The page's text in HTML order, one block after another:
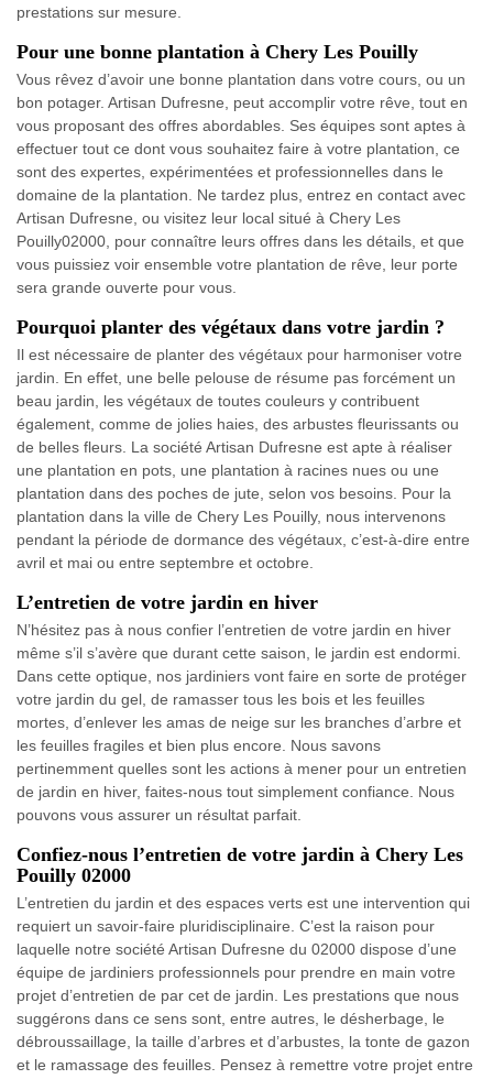
prestations sur mesure.
Pour une bonne plantation à Chery Les Pouilly
Vous rêvez d’avoir une bonne plantation dans votre cours, ou un
bon potager. Artisan Dufresne, peut accomplir votre rêve, tout en
vous proposant des offres abordables. Ses équipes sont aptes à
effectuer tout ce dont vous souhaitez faire à votre plantation, ce
sont des expertes, expérimentées et professionnelles dans le
domaine de la plantation. Ne tardez plus, entrez en contact avec
Artisan Dufresne, ou visitez leur local situé à Chery Les
Pouilly02000, pour connaître leurs offres dans les détails, et que
vous puissiez voir ensemble votre plantation de rêve, leur porte
sera grande ouverte pour vous.
Pourquoi planter des végétaux dans votre jardin ?
Il est nécessaire de planter des végétaux pour harmoniser votre
jardin. En effet, une belle pelouse de résume pas forcément un
beau jardin, les végétaux de toutes couleurs y contribuent
également, comme de jolies haies, des arbustes fleurissants ou
de belles fleurs. La société Artisan Dufresne est apte à réaliser
une plantation en pots, une plantation à racines nues ou une
plantation dans des poches de jute, selon vos besoins. Pour la
plantation dans la ville de Chery Les Pouilly, nous intervenons
pendant la période de dormance des végétaux, c’est-à-dire entre
avril et mai ou entre septembre et octobre.
L’entretien de votre jardin en hiver
N’hésitez pas à nous confier l’entretien de votre jardin en hiver
même s’il s’avère que durant cette saison, le jardin est endormi.
Dans cette optique, nos jardiniers vont faire en sorte de protéger
votre jardin du gel, de ramasser tous les bois et les feuilles
mortes, d’enlever les amas de neige sur les branches d’arbre et
les feuilles fragiles et bien plus encore. Nous savons
pertinemment quelles sont les actions à mener pour un entretien
de jardin en hiver, faites-nous tout simplement confiance. Nous
pouvons vous assurer un résultat parfait.
Confiez-nous l’entretien de votre jardin à Chery Les
Pouilly 02000
L’entretien du jardin et des espaces verts est une intervention qui
requiert un savoir-faire pluridisciplinaire. C’est la raison pour
laquelle notre société Artisan Dufresne du 02000 dispose d’une
équipe de jardiniers professionnels pour prendre en main votre
projet d’entretien de par cet de jardin. Les prestations que nous
suggérons dans ce sens sont, entre autres, le désherbage, le
débroussaillage, la taille d’arbres et d’arbustes, la tonte de gazon
et le ramassage des feuilles. Pensez à remettre votre projet entre